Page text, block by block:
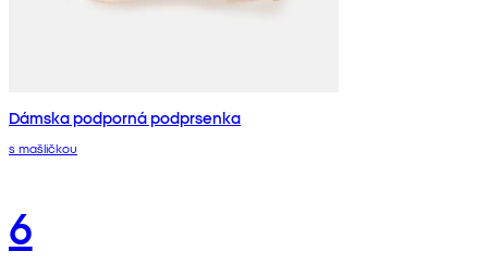
Dámska podporná podprsenka
s mašličkou
6